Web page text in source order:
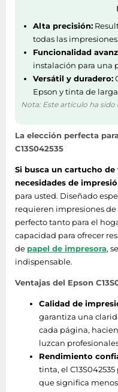
de palet
Cantidad por capa
de palé (Reino
Unido)
Ancho de la caja
Longitud de la caja
Alto de la caja
principal
Código de Sistema
de Armomización
(SA)
Otras características
País de origen
Características
Alta precisión:
todas las impresiones.
Funcionalidad
instalación para una
Versátil y duradero:
Epson y tinta de
Nota: Este artículo ha sido
La elección perfecta
C13S042535
Si busca un cartucho
necesidades de
para usted. Diseñado
requieren impresiones
perfecto tanto para el
capacidad para ofrecer
de papel de impresora,
indispensable.
Ventajas del Epson
Calidad de
garantiza una
cada página,
luzcan
Rendimiento
tinta, el
que significa